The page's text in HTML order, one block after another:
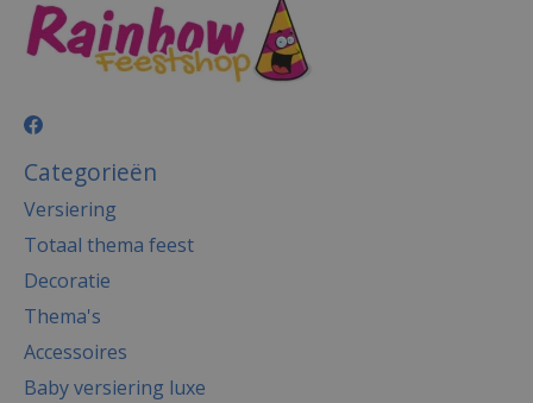
Categorieën
Versiering
Totaal thema feest
Decoratie
Thema's
Accessoires
Baby versiering luxe